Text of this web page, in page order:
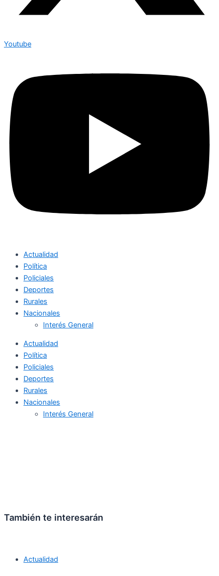
Youtube
Actualidad
Política
Policiales
Deportes
Rurales
Nacionales
Interés General
Actualidad
Política
Policiales
Deportes
Rurales
Nacionales
Interés General
También te interesarán
Actualidad